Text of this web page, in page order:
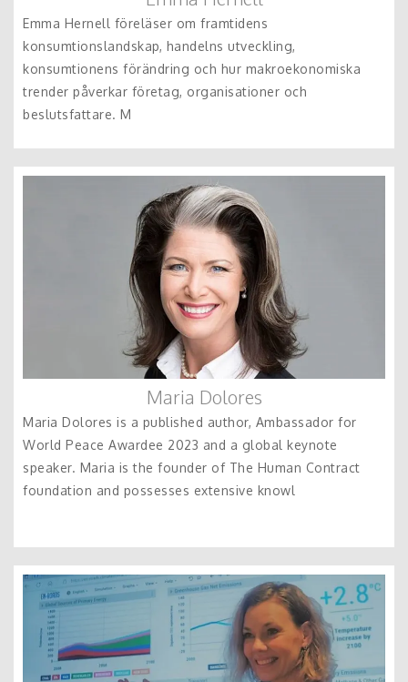
Emma Hernell föreläser om framtidens
konsumtionslandskap, handelns utveckling,
konsumtionens förändring och hur makroekonomiska
trender påverkar företag, organisationer och
beslutsfattare. M
Maria Dolores
Maria Dolores is a published author, Ambassador for
World Peace Awardee 2023 and a global keynote
speaker. Maria is the founder of The Human Contract
foundation and possesses extensive knowl